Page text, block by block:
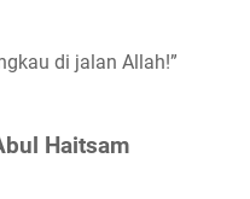
di jalan Allah!”
Haitsam